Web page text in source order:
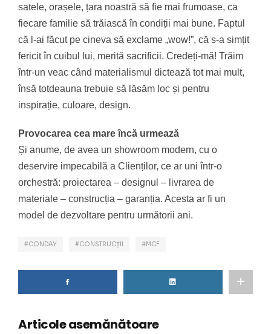
satele, orașele, țara noastră să fie mai frumoase, ca
fiecare familie să trăiască în condiții mai bune. Faptul
că l-ai făcut pe cineva să exclame „wow!”, că s-a simțit
fericit în cuibul lui, merită sacrificii. Credeți-mă! Trăim
într-un veac când materialismul dictează tot mai mult,
însă totdeauna trebuie să lăsăm loc și pentru
inspirație, culoare, design.
Provocarea cea mare încă urmează
Și anume, de avea un showroom modern, cu o
deservire impecabilă a Clienților, ce ar uni într-o
orchestră: proiectarea – designul – livrarea de
materiale – construcția – garanția. Acesta ar fi un
model de dezvoltare pentru următorii ani.
CONDAY CONSTRUCȚII MCF
Articole asemănătoare